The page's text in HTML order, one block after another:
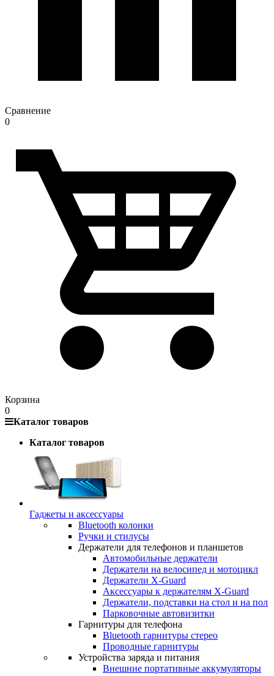
Сравнение
0
Корзина
0
Каталог товаров
Каталог товаров
Гаджеты и аксессуары
Bluetooth колонки
Ручки и стилусы
Держатели для телефонов и планшетов
Автомобильные держатели
Держатели на велосипед и мотоцикл
Держатели X-Guard
Аксессуары к держателям X-Guard
Держатели, подставки на стол и на пол
Парковочные автовизитки
Гарнитуры для телефона
Bluetooth гарнитуры стерео
Проводные гарнитуры
Устройства заряда и питания
Внешние портативные аккумуляторы